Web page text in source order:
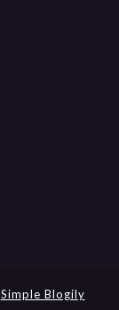
Simple Blogily